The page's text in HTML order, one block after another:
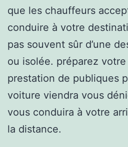
que les chauffeurs
conduire à votre
pas souvent sûr d’une
ou isolée. préparez
prestation de publiques
voiture viendra vous
vous conduira à votre
la distance.